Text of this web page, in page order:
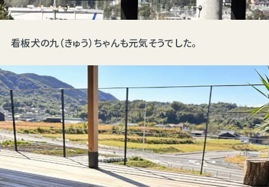
看板犬の九（きゅう）ちゃんも元気そうでした。